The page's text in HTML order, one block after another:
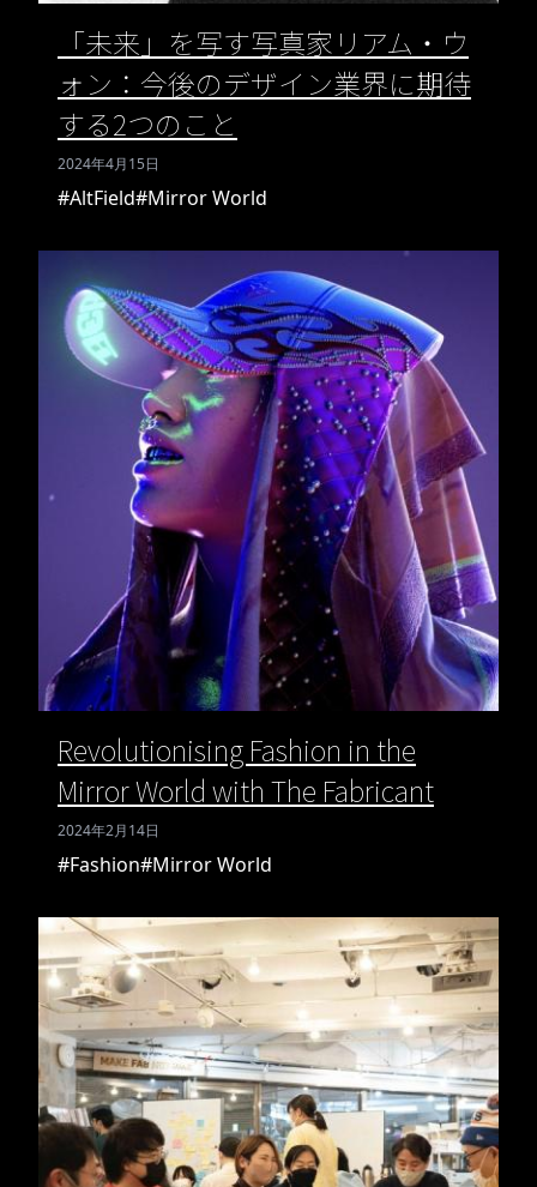
「未来」を写す写真家リアム・ウ
ォン：今後のデザイン業界に期待
する2つのこと
2024年4月15日
#AltField#Mirror World
Revolutionising Fashion in the
Mirror World with The Fabricant
2024年2月14日
#Fashion#Mirror World